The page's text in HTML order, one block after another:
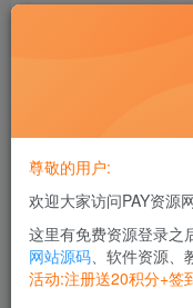
尊敬的用户:
欢迎大家访问PAY资源
这里有免费资源登录之
网站源码、软件资源、
活动:注册送20积分+签